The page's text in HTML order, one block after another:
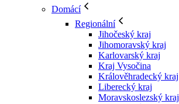
Domácí
Regionální
Jihočeský kraj
Jihomoravský kraj
Karlovarský kraj
Kraj Vysočina
Králověhradecký kraj
Liberecký kraj
Moravskoslezský kraj